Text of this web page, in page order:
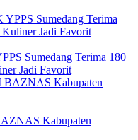
Sumedang Terima 180
Jadi Favorit
Kabupaten